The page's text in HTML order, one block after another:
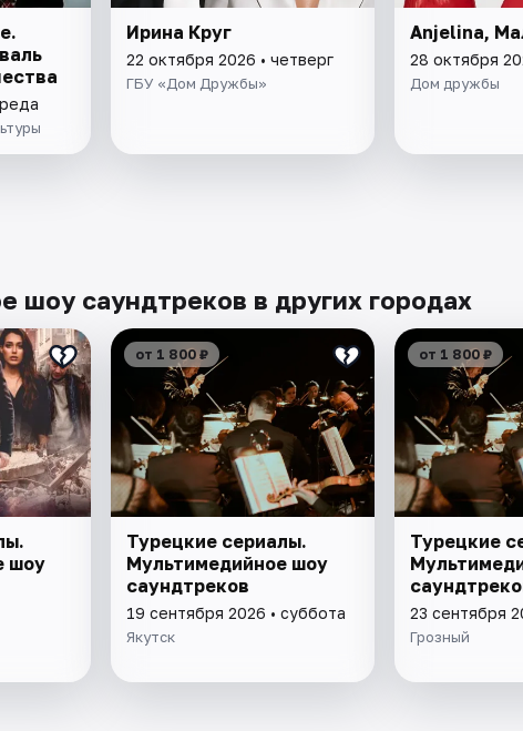
Ирина Круг
22 октября 2026 • четверг
ГБУ «Дом Дружбы»
Anjelina,
28 октября
Дом дружбы
саундтреков в других городах
шоу
от 1 800 ₽
Турецкие сериалы.
Мультимедийное шоу
саундтреков
19 сентября 2026 • суббота
Якутск
от 1 800 ₽
Турецкие
23 сентября
Грозный